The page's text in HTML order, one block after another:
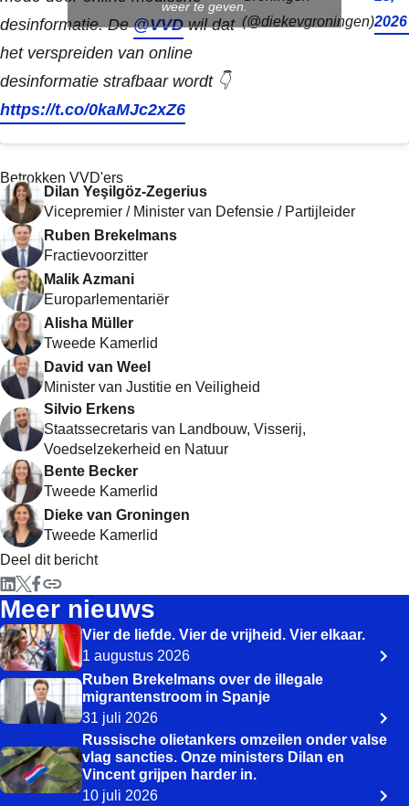
desinformatie. De@VVDwil dat
het verspreiden van online
desinformatie strafbaar wordt 👇
https://t.co/0kaMJc2xZ6
(@diekevgroningen)2026
weer te geven.
Betrokken VVD'ers
Dilan Yeşilgöz-Zegerius
Vicepremier / Minister van Defensie / Partijleider
Ruben Brekelmans
Fractievoorzitter
Malik Azmani
Europarlementariër
Alisha Müller
Tweede Kamerlid
David van Weel
Minister van Justitie en Veiligheid
Silvio Erkens
Staatssecretaris van Landbouw, Visserij,
Voedselzekerheid en Natuur
Bente Becker
Tweede Kamerlid
Dieke van Groningen
Tweede Kamerlid
Deel dit bericht
Meer nieuws
Vier de liefde. Vier de vrijheid. Vier elkaar.
1 augustus 2026
Ruben Brekelmans over de illegale
migrantenstroom in Spanje
31 juli 2026
Russische olietankers omzeilen onder valse
vlag sancties. Onze ministers Dilan en
Vincent grijpen harder in.
10 juli 2026